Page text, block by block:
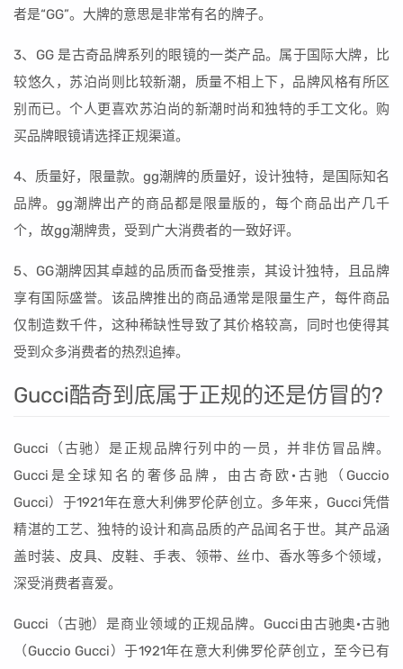
者是“GG”。大牌的意思是非常有名的牌子。
3、GG 是古奇品牌系列的眼镜的一类产品。属于国际大牌，比
较悠久，苏泊尚则比较新潮，质量不相上下，品牌风格有所区
别而已。个人更喜欢苏泊尚的新潮时尚和独特的手工文化。购
买品牌眼镜请选择正规渠道。
4、质量好，限量款。gg潮牌的质量好，设计独特，是国际知名
品牌。gg潮牌出产的商品都是限量版的，每个商品出产几千
个，故gg潮牌贵，受到广大消费者的一致好评。
5、GG潮牌因其卓越的品质而备受推崇，其设计独特，且品牌
享有国际盛誉。该品牌推出的商品通常是限量生产，每件商品
仅制造数千件，这种稀缺性导致了其价格较高，同时也使得其
受到众多消费者的热烈追捧。
Gucci酷奇到底属于正规的还是仿冒的?
Gucci（古驰）是正规品牌行列中的一员，并非仿冒品牌。
Gucci是全球知名的奢侈品牌，由古奇欧·古驰（Guccio
Gucci）于1921年在意大利佛罗伦萨创立。多年来，Gucci凭借
精湛的工艺、独特的设计和高品质的产品闻名于世。其产品涵
盖时装、皮具、皮鞋、手表、领带、丝巾、香水等多个领域，
深受消费者喜爱。
Gucci（古驰）是商业领域的正规品牌。Gucci由古驰奥·古驰
（Guccio Gucci）于1921年在意大利佛罗伦萨创立，至今已有